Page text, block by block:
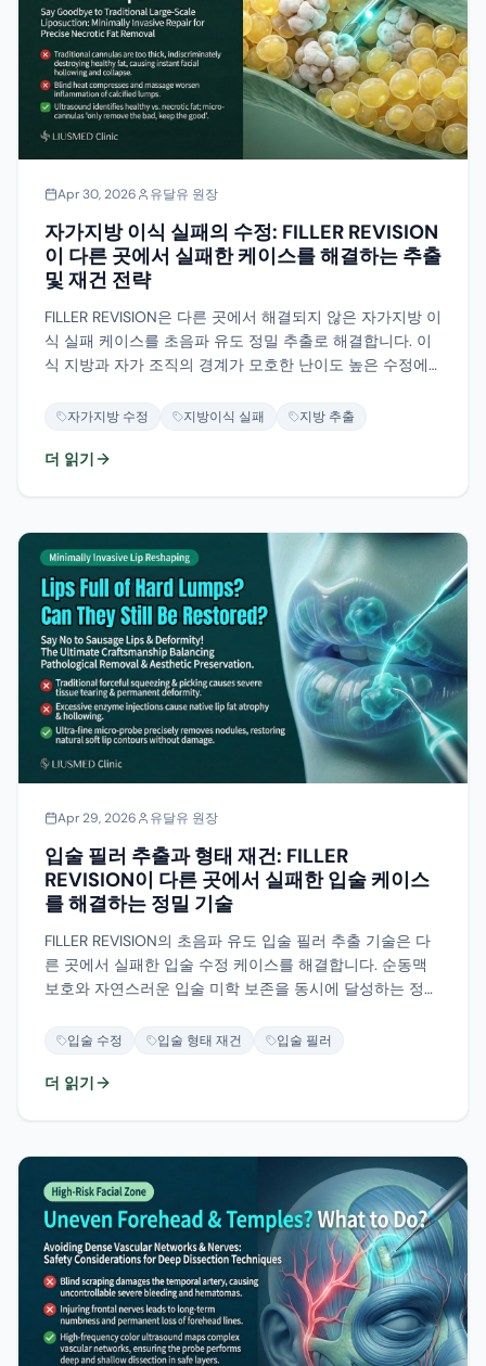
Apr 30, 2026 유달유 원장
자가지방 이식 실패의 수정: FILLER REVISION
이 다른 곳에서 실패한 케이스를 해결하는 추출
및 재건 전략
FILLER REVISION은 다른 곳에서 해결되지 않은 자가지방 이
식 실패 케이스를 초음파 유도 정밀 추출로 해결합니다. 이
식 지방과 자가 조직의 경계가 모호한 난이도 높은 수정에
자가지방 수정 지방이식 실패 지방 추출
더 읽기
Apr 29, 2026 유달유 원장
입술 필러 추출과 형태 재건: FILLER
REVISION이 다른 곳에서 실패한 입술 케이스
를 해결하는 정밀 기술
FILLER REVISION의 초음파 유도 입술 필러 추출 기술은 다
른 곳에서 실패한 입술 수정 케이스를 해결합니다. 순동맥
보호와 자연스러운 입술 미학 보존을 동시에 달성하는 정밀
입술 수정 입술 형태 재건 입술 필러
더 읽기